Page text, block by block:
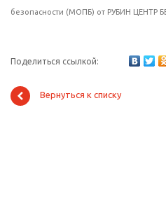
безопасности (МОПБ) от РУБИН ЦЕНТР
Поделиться ссылкой:
Вернуться к списку